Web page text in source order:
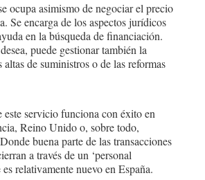
ocupa asimismo de negociar el precio
Se encarga de los aspectos jurídicos
en la búsqueda de financiación.
puede gestionar también la
de suministros o de las reformas
este servicio funciona con éxito en
Reino Unido o, sobre todo,
buena parte de las transacciones
a través de un ‘personal
es relativamente nuevo en España.